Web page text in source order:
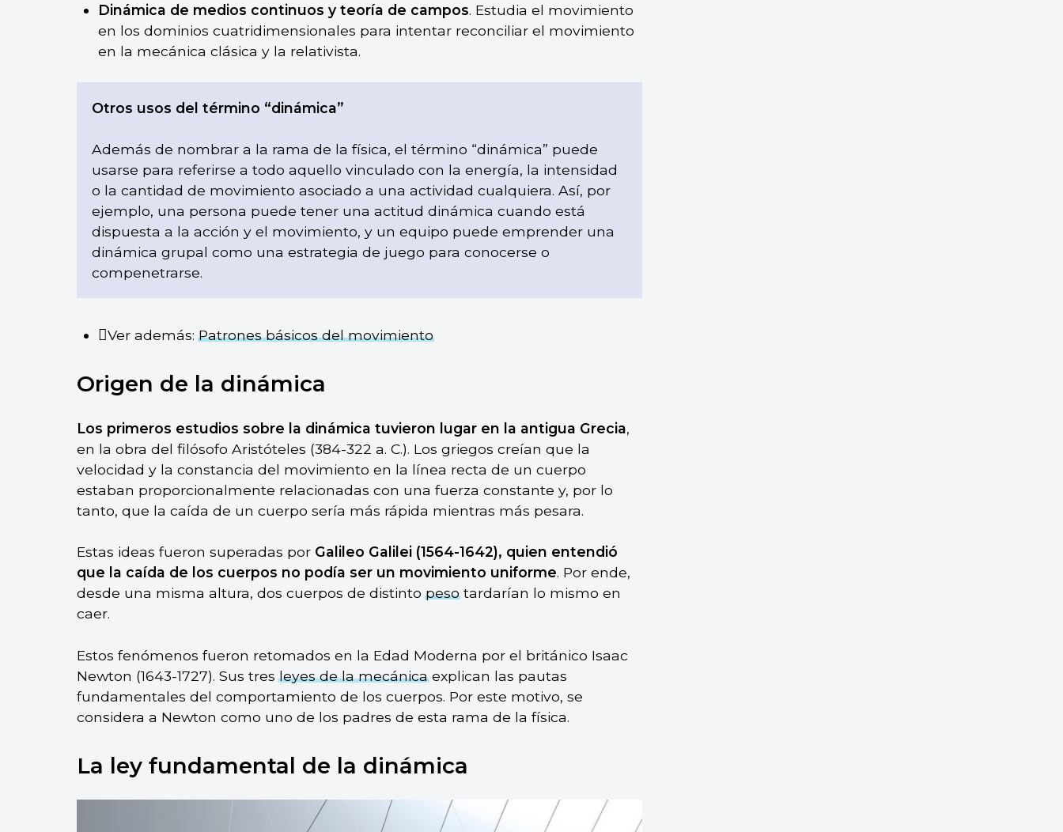
Dinámica de medios continuos y teoría de campos. Estudia el movimiento
en los dominios cuatridimensionales para intentar reconciliar el movimiento
en la mecánica clásica y la relativista.
Otros usos del término “dinámica”
Además de nombrar a la rama de la física, el término “dinámica” puede
usarse para referirse a todo aquello vinculado con la energía, la intensidad
o la cantidad de movimiento asociado a una actividad cualquiera. Así, por
ejemplo, una persona puede tener una actitud dinámica cuando está
dispuesta a la acción y el movimiento, y un equipo puede emprender una
dinámica grupal como una estrategia de juego para conocerse o
compenetrarse.
Ver además:Patrones básicos del movimiento
Origen de la dinámica
Los primeros estudios sobre la dinámica tuvieron lugar en la antigua Grecia,
en la obra del filósofo Aristóteles (384-322 a. C.). Los griegos creían que la
velocidad y la constancia del movimiento en la línea recta de un cuerpo
estaban proporcionalmente relacionadas con una fuerza constante y, por lo
tanto, que la caída de un cuerpo sería más rápida mientras más pesara.
Estas ideas fueron superadas por Galileo Galilei (1564-1642), quien entendió
que la caída de los cuerpos no podía ser un movimiento uniforme. Por ende,
desde una misma altura, dos cuerpos de distintopesotardarían lo mismo en
caer.
Estos fenómenos fueron retomados en la Edad Moderna por el británico Isaac
Newton (1643-1727). Sus tresleyes de la mecánicaexplican las pautas
fundamentales del comportamiento de los cuerpos. Por este motivo, se
considera a Newton como uno de los padres de esta rama de la física.
La ley fundamental de la dinámica